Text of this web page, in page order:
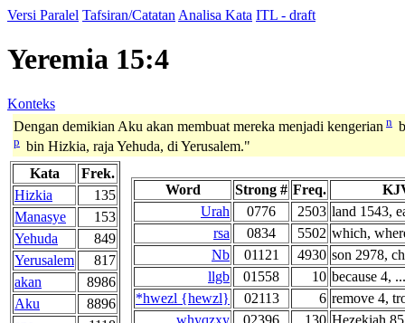
Versi Paralel Tafsiran/Catatan Analisa Kata ITL - draft
Yeremia 15:4
Konteks
Dengan demikian Aku akan membuat mereka menjadi kengerian n
p bin Hizkia, raja Yehuda, di Yerusalem."
Kata
Frek.
Hizkia
135
Manasye
153
Yehuda
849
Yerusalem
817
akan
8986
Aku
8896
Word Strong # Freq.
Urah
0776 2503 land 1543,
rsa
0834 5502 which,
Nb
01121 4930 son 2978,
llgb
01558 10 because 4,
*hwezl {hewzl}
02113 6 remove 4,
whyqzxy
02396 130 Hezekiah